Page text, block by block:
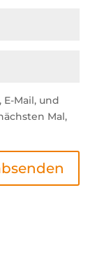
Mail, und
Mal,